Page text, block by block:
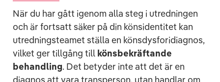
När du har gått igenom alla steg i utredningen
och är fortsatt säker på din könsidentitet kan
utredningsteamet ställa en könsdysforidiagnos,
vilket ger tillgång till könsbekräftande
behandling. Det betyder inte att det är en